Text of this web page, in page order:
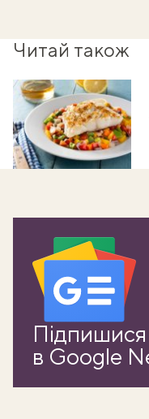
Читай також
в Google